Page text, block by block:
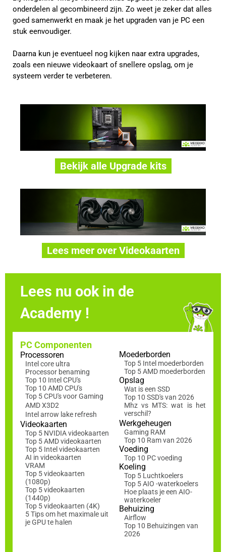
onderdelen al gecombineerd zijn. Zo weet je zeker dat alles
goed samenwerkt en maak je het upgraden van je PC een
stuk eenvoudiger.
Daarna kun je eventueel nog kijken naar extra upgrades,
zoals een nieuwe videokaart of snellere opslag, om je
systeem verder te verbeteren.
Bekijk alle Upgrade kits
Lees meer over Videokaarten
Lees nu ook in de
Academy !
PC Componenten
Processoren
Intel core ultra
Processor benaming
Top 10 Intel CPU's
Top 10 AMD CPU's
Top 5 CPU's voor Gaming
AMD X3D2
Intel arrow lake refresh
Videokaarten
Top 5 NVIDIA videokaarten
Top 5 AMD videokaarten
Top 5 Intel videokaarten
AI in videokaarten
VRAM
Top 5 videokaarten
(1080p)
Top 5 videokaarten
(1440p)
Top 5 videokaarten (4K)
5 Tips om het maximale uit
je GPU te halen
Moederborden
Top 5 Intel moederborden
Top 5 AMD moederborden
Opslag
Wat is een SSD
Top 10 SSD's van 2026
Mhz vs MTS: wat is het
verschil?
Werkgeheugen
Gaming RAM
Top 10 Ram van 2026
Voeding
Top 10 PC voeding
Koeling
Top 5 Luchtkoelers
Top 5 AIO -waterkoelers
Hoe plaats je een AIO-
waterkoeler
Behuizing
Airflow
Top 10 Behuizingen van
2026